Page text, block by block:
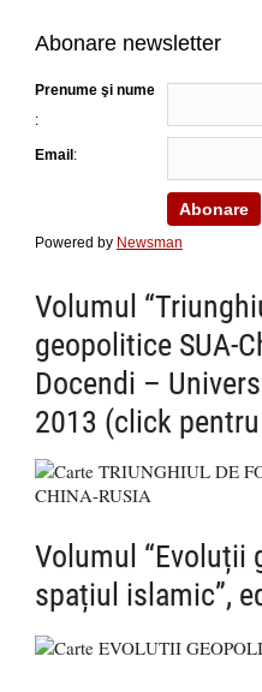
Abonare newsletter
Prenume şi nume
:
Email :
Powered by Newsman
Volumul
geopolitice SUA-
Docendi –
2013 (click
Volumul “Evoluții
spațiul islamic”,